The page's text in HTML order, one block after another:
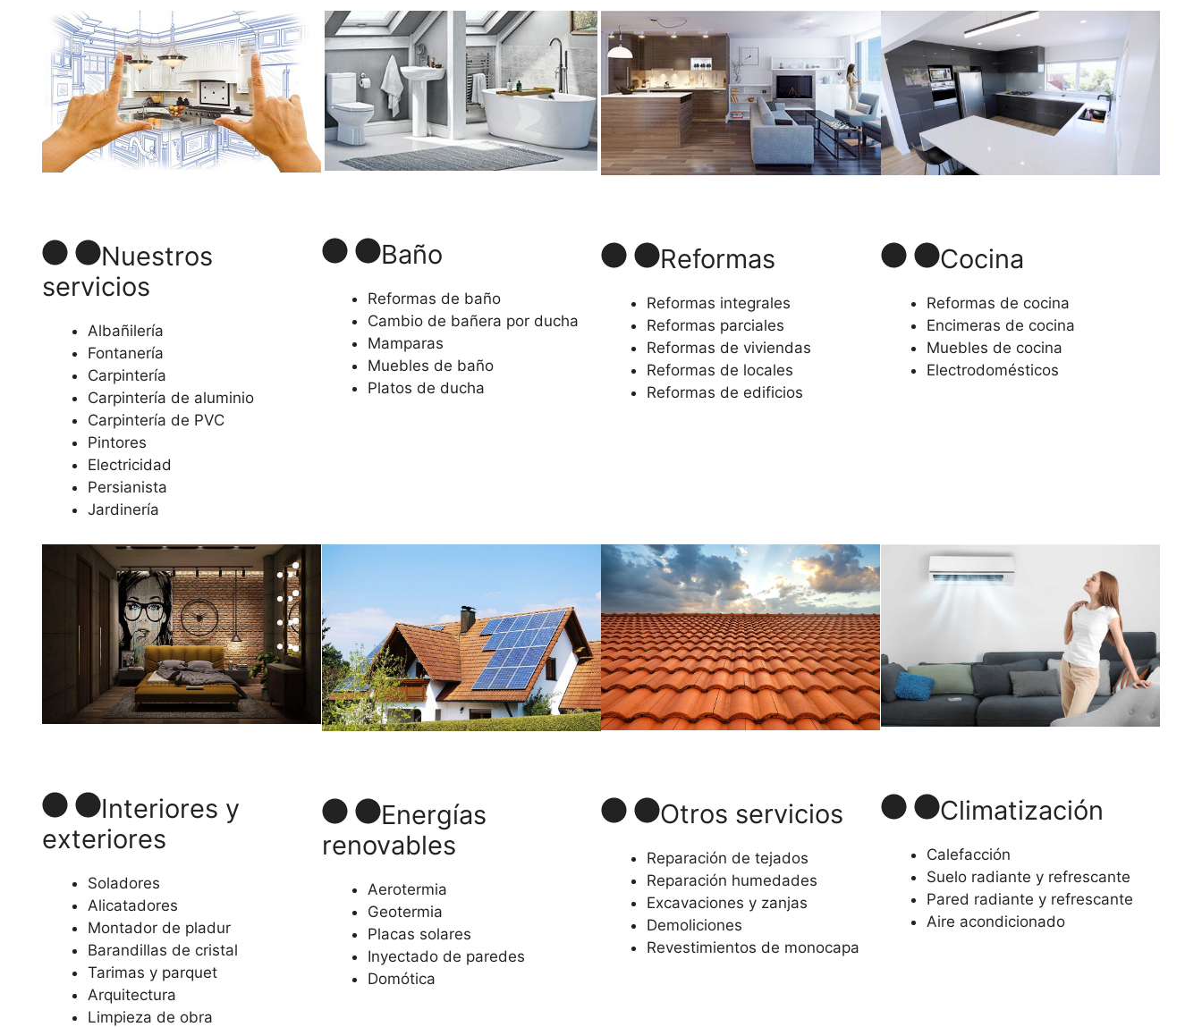
Nuestros
servicios
Albañilería
Fontanería
Carpintería
Carpintería de aluminio
Carpintería de PVC
Pintores
Electricidad
Persianista
Jardinería
Baño
Reformas de baño
Cambio de bañera por ducha
Mamparas
Muebles de baño
Platos de ducha
Reformas
Reformas integrales
Reformas parciales
Reformas de viviendas
Reformas de locales
Reformas de edificios
Cocina
Reformas de cocina
Encimeras de cocina
Muebles de cocina
Electrodomésticos
Interiores y
exteriores
Soladores
Alicatadores
Montador de pladur
Barandillas de cristal
Tarimas y parquet
Arquitectura
Limpieza de obra
Energías
renovables
Aerotermia
Geotermia
Placas solares
Inyectado de paredes
Domótica
Otros servicios
Reparación de tejados
Reparación humedades
Excavaciones y zanjas
Demoliciones
Revestimientos de monocapa
Climatización
Calefacción
Suelo radiante y refrescante
Pared radiante y refrescante
Aire acondicionado